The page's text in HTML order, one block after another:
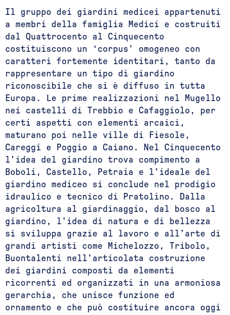
Il gruppo dei giardini medicei appartenuti
a membri della famiglia Medici e costruiti
dal Quattrocento al Cinquecento
costituiscono un ‘corpus’ omogeneo con
caratteri fortemente identitari, tanto da
rappresentare un tipo di giardino
riconoscibile che si è diffuso in tutta
Europa. Le prime realizzazioni nel Mugello
nei castelli di Trebbio e Cafaggiolo, per
certi aspetti con elementi arcaici,
maturano poi nelle ville di Fiesole,
Careggi e Poggio a Caiano. Nel Cinquecento
l’idea del giardino trova compimento a
Boboli, Castello, Petraia e l’ideale del
giardino mediceo si conclude nel prodigio
idraulico e tecnico di Pratolino. Dalla
agricoltura al giardinaggio, dal bosco al
giardino, l’idea di natura e di bellezza
si sviluppa grazie al lavoro e all’arte di
grandi artisti come Michelozzo, Tribolo,
Buontalenti nell’articolata costruzione
dei giardini composti da elementi
ricorrenti ed organizzati in una armoniosa
gerarchia, che unisce funzione ed
ornamento e che può costituire ancora oggi